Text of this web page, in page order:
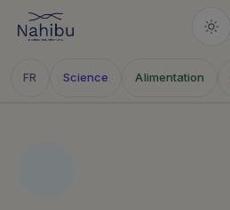
FR Science Alimentation